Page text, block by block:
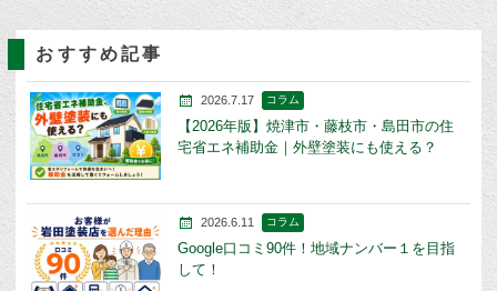
おすすめ記事
2026.7.17 コラム
【2026年版】焼津市・藤枝市・島田市の住
宅省エネ補助金｜外壁塗装にも使える？
2026.6.11 コラム
Google口コミ90件！地域ナンバー１を目指
して！